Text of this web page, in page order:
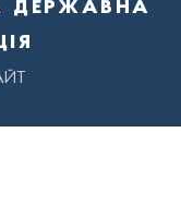
державна